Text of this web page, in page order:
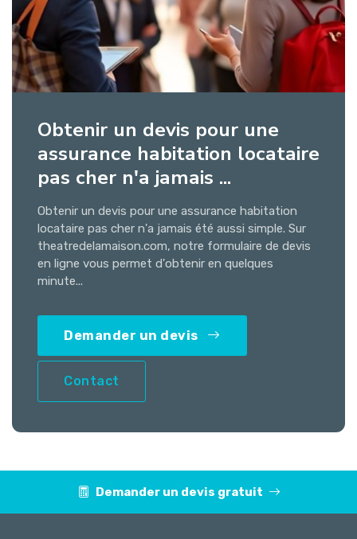
Obtenir un devis pour une
assurance habitation locataire
pas cher n'a jamais ...
Obtenir un devis pour une assurance habitation
locataire pas cher n'a jamais été aussi simple. Sur
theatredelamaison.com, notre formulaire de devis
en ligne vous permet d'obtenir en quelques
minute...
Demander un devis
Contact
Demander un devis gratuit